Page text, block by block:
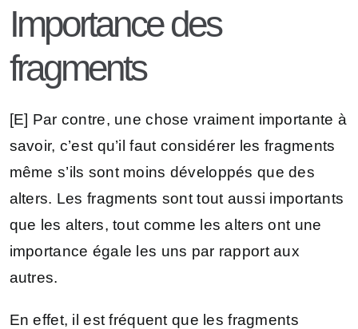
Importance des
fragments
[E] Par contre, une chose vraiment importante à
savoir, c’est qu’il faut considérer les fragments
même s’ils sont moins développés que des
alters. Les fragments sont tout aussi importants
que les alters, tout comme les alters ont une
importance égale les uns par rapport aux
autres.
En effet, il est fréquent que les fragments